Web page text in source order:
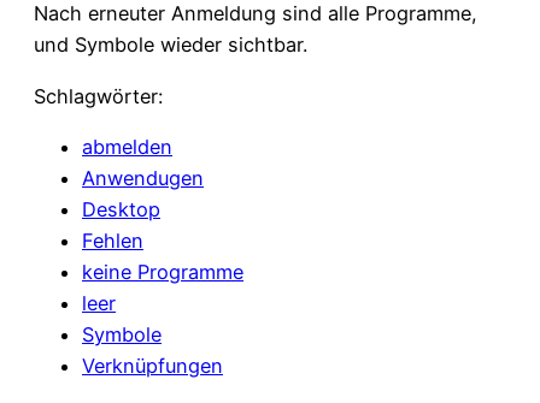
Nach erneuter Anmeldung sind alle Programme,
und Symbole wieder sichtbar.
Schlagwörter:
abmelden
Anwendugen
Desktop
Fehlen
keine Programme
leer
Symbole
Verknüpfungen